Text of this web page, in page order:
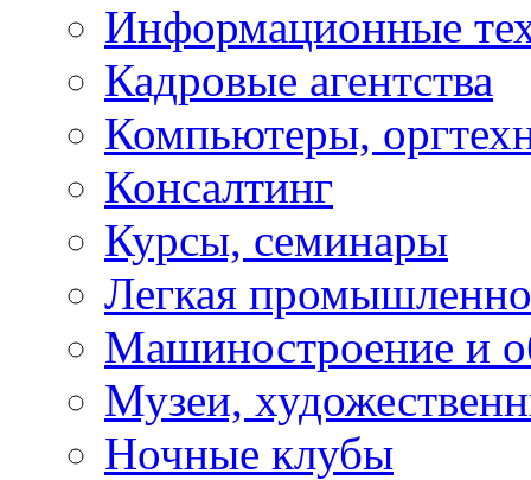
Информационные
Кадровые агентства
Компьютеры,
Консалтинг
Курсы, семинары
Легкая
Машиностроение и
Музеи,
Ночные клубы